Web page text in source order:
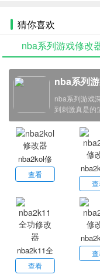
猜你喜欢
nba系列游戏修改
nba系列
nba系列游戏
到刺激真是的
带来了一系列
载体验！
nba2kol修
改器
查看
nba2k11全
功修改器
查看